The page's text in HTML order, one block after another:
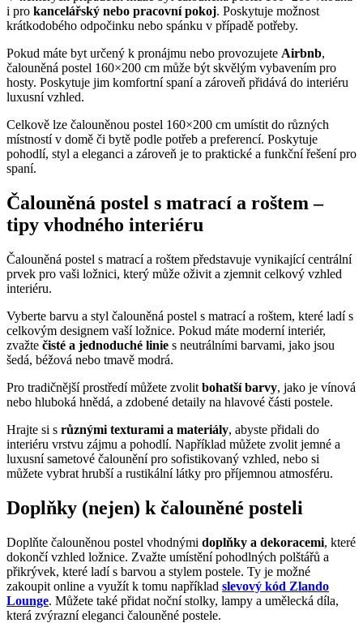
i pro kancelářský nebo pracovní pokoj. Poskytuje možnost
krátkodobého odpočinku nebo spánku v případě potřeby.
Pokud máte byt určený k pronájmu nebo provozujete Airbnb,
čalouněná postel 160×200 cm může být skvělým vybavením pro
hosty. Poskytuje jim komfortní spaní a zároveň přidává do interiéru
luxusní vzhled.
Celkově lze čalouněnou postel 160×200 cm umístit do různých
místností v domě či bytě podle potřeb a preferencí. Poskytuje
pohodlí, styl a eleganci a zároveň je to praktické a funkční řešení pro
spaní.
Čalouněná postel s matrací a roštem –
tipy vhodného interiéru
Čalouněná postel s matrací a roštem představuje vynikající centrální
prvek pro vaši ložnici, který může oživit a zjemnit celkový vzhled
interiéru.
Vyberte barvu a styl čalouněná postel s matrací a roštem, které ladí s
celkovým designem vaší ložnice. Pokud máte moderní interiér,
zvažte čisté a jednoduché linie s neutrálními barvami, jako jsou
šedá, béžová nebo tmavě modrá.
Pro tradičnější prostředí můžete zvolit bohatší barvy, jako je vínová
nebo hluboká hnědá, a zdobené detaily na hlavové části postele.
Hrajte si s různými texturami a materiály, abyste přidali do
interiéru vrstvu zájmu a pohodlí. Například můžete zvolit jemné a
luxusní sametové čalounění pro sofistikovaný vzhled, nebo si
můžete vybrat hrubší a rustikální látky pro příjemnou atmosféru.
Doplňky (nejen) k čalouněné posteli
Doplňte čalouněnou postel vhodnými doplňky a dekoracemi, které
dokončí vzhled ložnice. Zvažte umístění pohodlných polštářů a
přikrývek, které ladí s barvou a stylem postele. Ty je možné
zakoupit online a využít k tomu například slevový kód Zlando
Lounge. Můžete také přidat noční stolky, lampy a umělecká díla,
která zvýrazní eleganci čalouněné postele.